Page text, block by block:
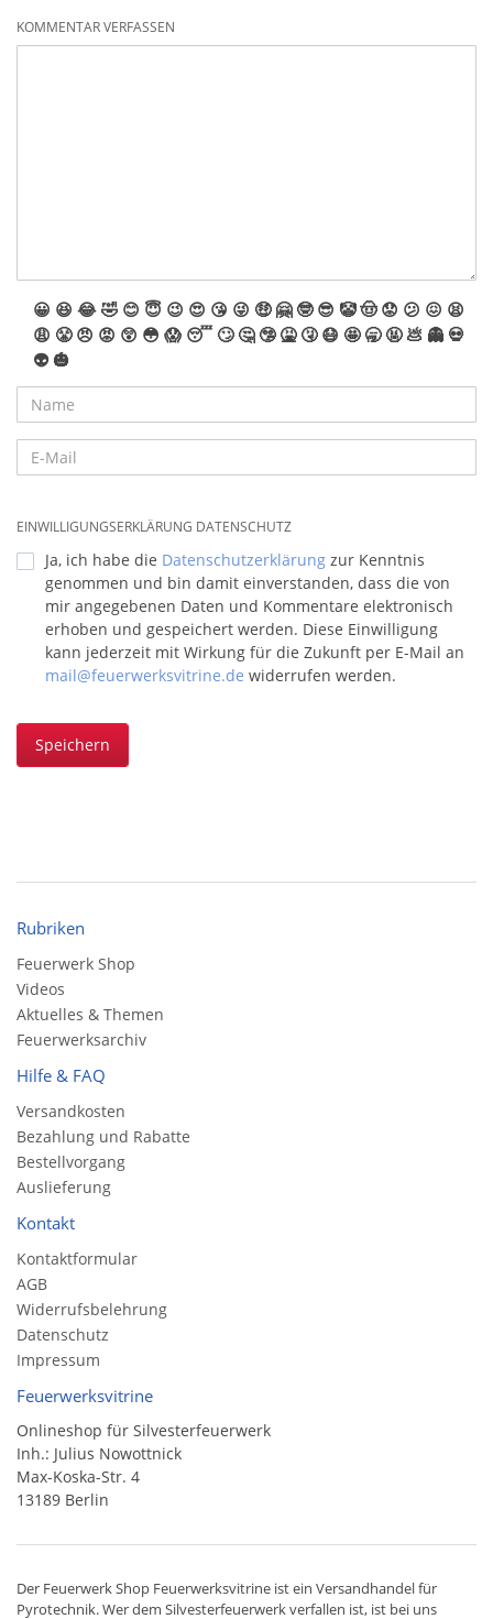
KOMMENTAR VERFASSEN
😀 😆 😂🤣 😊 😇 😉 😍 😘 😜 🤑 🤗 🤓 😎 🤡🤠 😟 😕 😖 😫
😩 😤 😠 😡 😲 😳 😱 😴 🙄 🤔 🤥 🤮 🤧 😷 🤩 🥱 🤬 💩 👻 💀
👽 🎃
EINWILLIGUNGSERKLÄRUNG DATENSCHUTZ
Ja, ich habe die Datenschutzerklärung zur Kenntnis
genommen und bin damit einverstanden, dass die von
mir angegebenen Daten und Kommentare elektronisch
erhoben und gespeichert werden. Diese Einwilligung
kann jederzeit mit Wirkung für die Zukunft per E-Mail an
mail@feuerwerksvitrine.de widerrufen werden.
Speichern
Rubriken
Feuerwerk Shop
Videos
Aktuelles & Themen
Feuerwerksarchiv
Hilfe & FAQ
Versandkosten
Bezahlung und Rabatte
Bestellvorgang
Auslieferung
Kontakt
Kontaktformular
AGB
Widerrufsbelehrung
Datenschutz
Impressum
Feuerwerksvitrine
Onlineshop für Silvesterfeuerwerk
Inh.: Julius Nowottnick
Max-Koska-Str. 4
13189 Berlin
Der Feuerwerk Shop Feuerwerksvitrine ist ein Versandhandelfür
Pyrotechnik. Wer dem Silvesterfeuerwerk verfallen ist, ist bei uns